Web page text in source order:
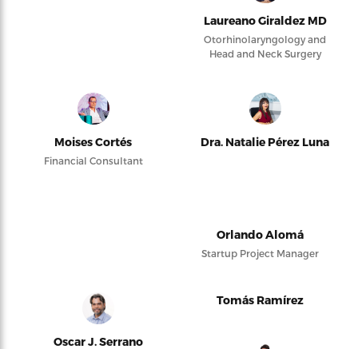
Laureano Giraldez MD
Otorhinolaryngology and
Head and Neck Surgery
Moises Cortés
Financial Consultant
Dra. Natalie Pérez Luna
Orlando Alomá
Startup Project Manager
Oscar J. Serrano
Tomás Ramírez